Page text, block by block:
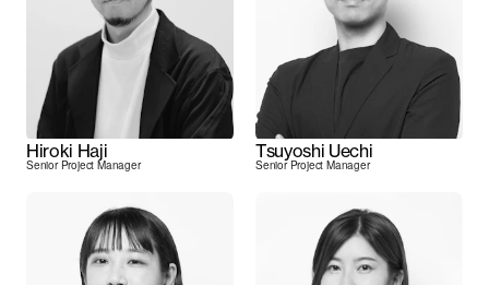
Hiroki Haji
Senior Project Manager
Tsuyoshi Uechi
Senior Project Manager